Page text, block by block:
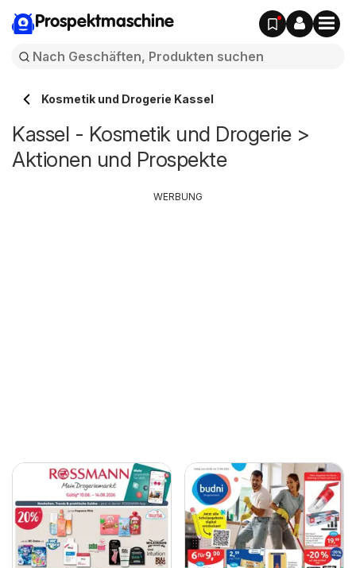
Prospektmaschine
Kosmetik und Drogerie Kassel
Kassel - Kosmetik und Drogerie >
Aktionen und Prospekte
WERBUNG